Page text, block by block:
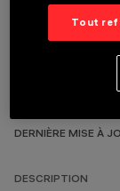
DERNIÈRE MISE À
DESCRIPTION
Tout